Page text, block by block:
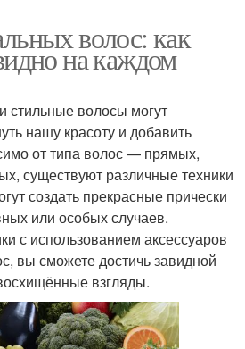
волос: как
на каждом
волосы могут
нашу красоту и добавить
от типа волос — прямых,
существуют различные техники
создать прекрасные прически
или особых случаев.
с использованием аксессуаров
вы сможете достичь завидной
взгляды.